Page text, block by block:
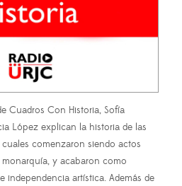
Cuadros Con Historia, Sofía
López explican la historia de las
comenzaron siendo actos
y acabaron como
independencia artística. Además de